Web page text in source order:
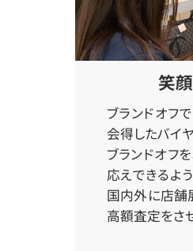
笑
ブランドオフ
会得したバイ
ブランドオフ
応えできるよ
国内外に店舗
高額査定をさ